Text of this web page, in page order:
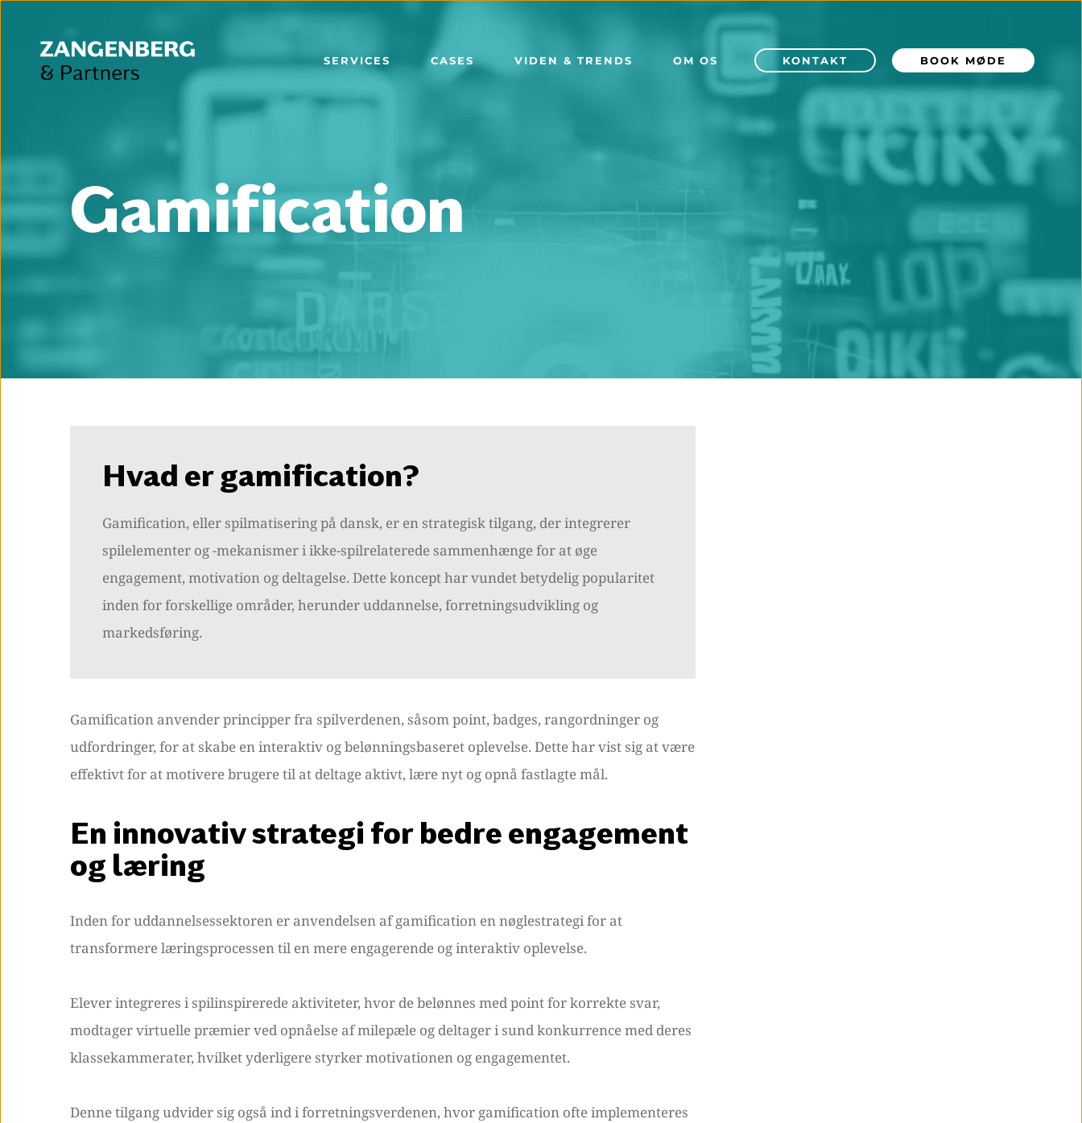
SERVICES CASES VIDEN & TRENDS OM OS KONTAKT BOOK MØDE
Gamification
Hvad er gamification?
Gamification, eller spilmatisering på dansk, er en strategisk tilgang, der integrerer
spilelementer og -mekanismer i ikke-spilrelaterede sammenhænge for at øge
engagement, motivation og deltagelse. Dette koncept har vundet betydelig popularitet
inden for forskellige områder, herunder uddannelse, forretningsudvikling og
markedsføring.
Gamification anvender principper fra spilverdenen, såsom point, badges, rangordninger og
udfordringer, for at skabe en interaktiv og belønningsbaseret oplevelse. Dette har vist sig at være
effektivt for at motivere brugere til at deltage aktivt, lære nyt og opnå fastlagte mål.
En innovativ strategi for bedre engagement
og læring
Inden for uddannelsessektoren er anvendelsen af gamification en nøglestrategi for at
transformere læringsprocessen til en mere engagerende og interaktiv oplevelse.
Elever integreres i spilinspirerede aktiviteter, hvor de belønnes med point for korrekte svar,
modtager virtuelle præmier ved opnåelse af milepæle og deltager i sund konkurrence med deres
klassekammerater, hvilket yderligere styrker motivationen og engagementet.
Denne tilgang udvider sig også ind i forretningsverdenen, hvor gamification ofte implementeres